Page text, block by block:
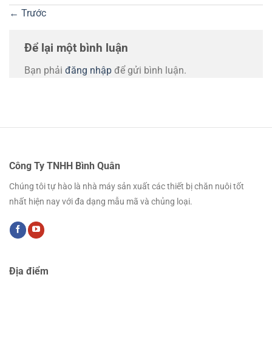
← Trước
Để lại một bình luận
Bạn phải đăng nhập để gửi bình luận.
Công Ty TNHH Bình Quân
Chúng tôi tự hào là nhà máy sản xuất các thiết bị chăn nuôi tốt
nhất hiện nay với đa dạng mẫu mã và chủng loại.
Địa điểm